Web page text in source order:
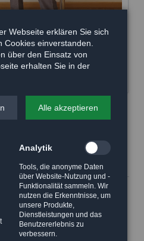
Webseite erklären Sie sich
Cookies einverstanden.
über den Einsatz von
erhalten Sie in der
Alle akzeptieren
Analytik
Tools, die anonyme Daten
über Website-Nutzung und -
Funktionalität sammeln. Wir
nutzen die Erkenntnisse, um
unsere Produkte,
Dienstleistungen und das
Benutzererlebnis zu
verbessern.